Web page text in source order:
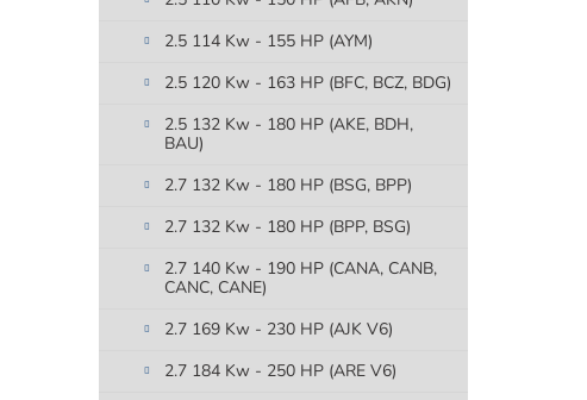
2.5 114 Kw - 155 HP (AYM)
2.5 120 Kw - 163 HP (BFC, BCZ, BDG)
2.5 132 Kw - 180 HP (AKE, BDH,
BAU)
2.7 132 Kw - 180 HP (BSG, BPP)
2.7 132 Kw - 180 HP (BPP, BSG)
2.7 140 Kw - 190 HP (CANA, CANB,
CANC, CANE)
2.7 169 Kw - 230 HP (AJK V6)
2.7 184 Kw - 250 HP (ARE V6)